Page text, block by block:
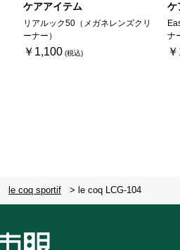
ケアアイテム
リアルック50（メガネレンズクリ
ーナー）
￥1,100
ケ
ナ
le coq sportif > le coq LCG-104